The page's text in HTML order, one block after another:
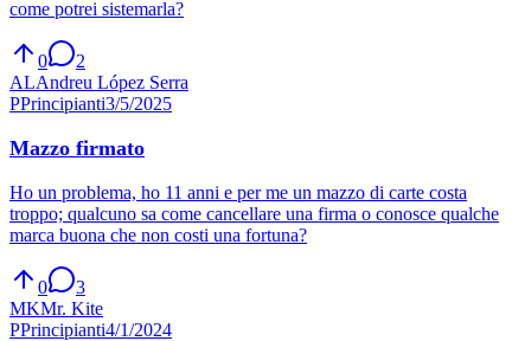
come potrei sistemarla?
0
2
ALAndreu López Serra
PPrincipianti3/5/2025
Mazzo firmato
Ho un problema, ho 11 anni e per me un mazzo di carte costa
troppo; qualcuno sa come cancellare una firma o conosce qualche
marca buona che non costi una fortuna?
0
3
MKMr. Kite
PPrincipianti4/1/2024